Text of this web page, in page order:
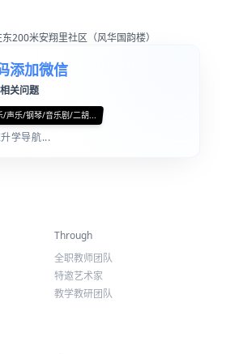
200米安翔里社区（风华国韵楼）
添加微信
关问题
/声乐/钢琴/音乐剧/二胡...
学导航...
Through
全职教师团队
特邀艺术家
教学教研团队